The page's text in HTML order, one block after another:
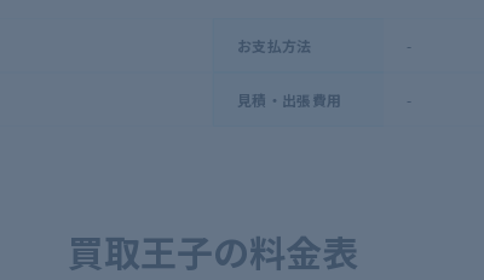
お支払方法 -
見積・出張費用 -
買取王子の料金表